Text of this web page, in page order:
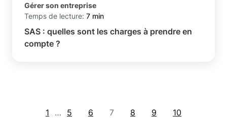
Gérer son entreprise
Temps de lecture: 7 min
SAS : quelles sont les charges à prendre en
compte ?
1 … 5 6 7 8 9 10